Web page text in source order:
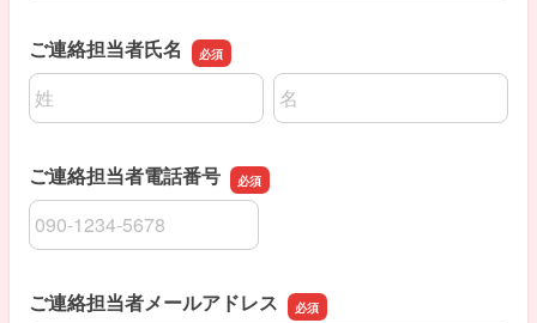
ご連絡担当者氏名
名前の姓
名前の名
ご連絡担当者電話番号
ご連絡担当者電話番号
ご連絡担当者メールアドレス